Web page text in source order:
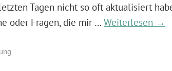
Tagen nicht so oft aktualisiert
oder Fragen, die mir … Weiterlesen →